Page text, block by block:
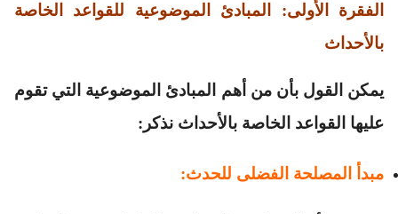
الفقرة الأولى: المبادئ الموضوعية للقواعد الخاصة
بالأحداث
يمكن القول بأن من أهم المبادئ الموضوعية التي تقوم
عليها القواعد الخاصة بالأحداث نذكر:
مبدأ المصلحة الفضلى للحدث: